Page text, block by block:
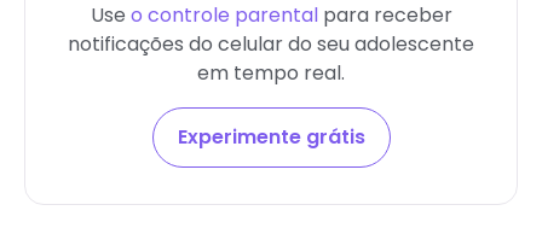
Use o controle parentalpara receber
notificações do celular do seu adolescente
em tempo real.
Experimente grátis